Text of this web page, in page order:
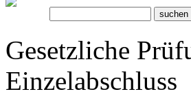
Gesetzliche
Einzelabschluss